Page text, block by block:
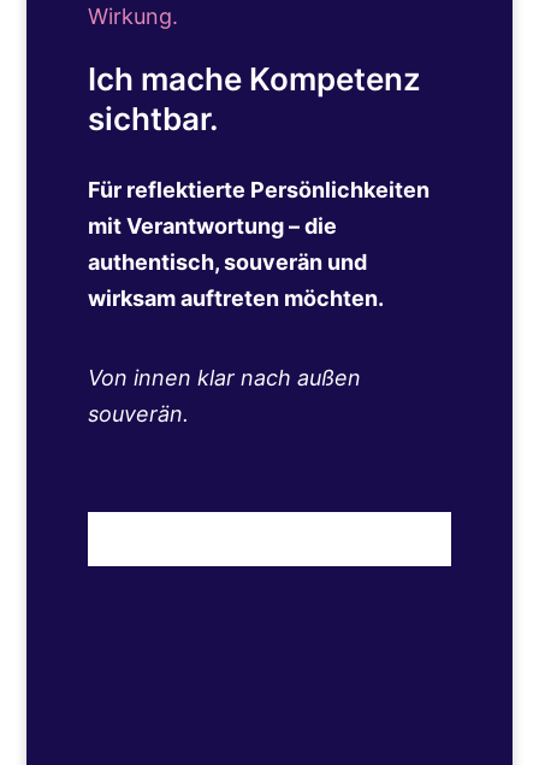
Wirkung.
Ich mache Kompetenz
sichtbar.
Für reflektierte Persönlichkeiten
mit Verantwortung – die
authentisch, souverän und
wirksam auftreten möchten.
Von innen klar nach außen
souverän.